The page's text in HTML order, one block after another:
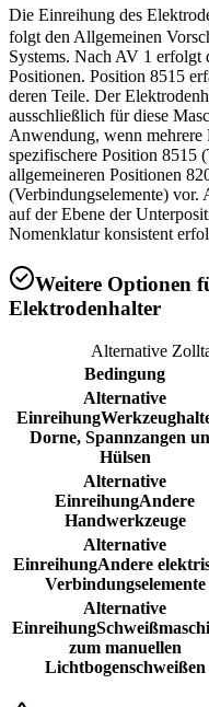
Die Einreihung des
folgt den Allgemeinen
Systems. Nach AV 1 erfolgt
Positionen. Position 8515
deren Teile. Der
ausschließlich für diese
Anwendung, wenn
spezifischere Position 8515
allgemeineren Positionen
(Verbindungselemente) vor.
auf der Ebene der
Nomenklatur konsistent
Weitere Optionen
Elektrodenhalter
Alternative
Bedingung
Alternative
Einreihung
Dorne, Spannzangen
Hülsen
Alternative
EinreihungAndere
Handwerkzeuge
Alternative
EinreihungAndere
Verbindungselemente
Alternative
Einreihung
zum manuellen
Lichtbogenschweißen